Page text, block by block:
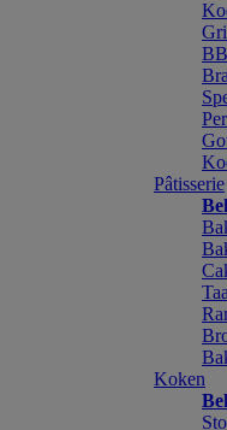
Pâtisserie
Koken